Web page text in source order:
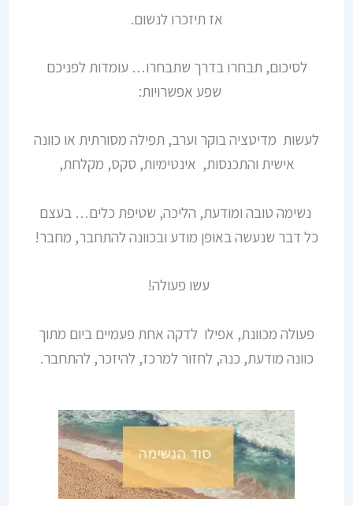
אז תיזכרו לנשום.
לסיכום, תבחרו בדרך שתבחרו… עומדות לפניכם
שפע אפשרויות:
לעשות מדיטציה בוקר וערב, תפילה מסורתית או כוונה
אישית והתכנסות, אינטימיות, סקס, מקלחת,
נשימה טובה ומודעת, הליכה, שטיפת כלים… בעצם
כל דבר שנעשה באופן מודע ובכוונה להתחבר, מחבר!
עשו פעולה!
פעולה מכוונת, אפילו לדקה אחת פעמיים ביום מתוך
כוונה מודעת, כנה, לחזור למרכז, להיזכר, להתחבר.